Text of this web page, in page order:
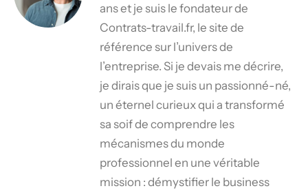
ans et je suis le fondateur de
Contrats-travail.fr, le site de
référence sur l’univers de
l’entreprise. Si je devais me décrire,
je dirais que je suis un passionné-né,
un éternel curieux qui a transformé
sa soif de comprendre les
mécanismes du monde
professionnel en une véritable
mission : démystifier le business